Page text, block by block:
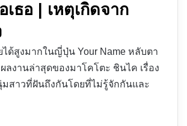
เธอ | เหตุเกิดจาก
ได้สูงมากในญี่ปุ่น Your Name หลับตา
ลงานล่าสุดของมาโคโตะ ชินไค เรื่อง
มสาวที่ฝันถึงกันโดยที่ไม่รู้จักกันและ